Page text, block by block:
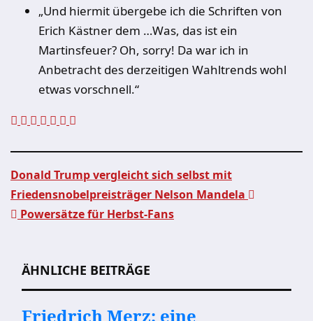
„Und hiermit übergebe ich die Schriften von
Erich Kästner dem …Was, das ist ein
Martinsfeuer? Oh, sorry! Da war ich in
Anbetracht des derzeitigen Wahltrends wohl
etwas vorschnell.“
Beitragsnavigation
Donald Trump vergleicht sich selbst mit
Friedensnobelpreisträger Nelson Mandela
Powersätze für Herbst-Fans
ÄHNLICHE BEITRÄGE
Friedrich Merz: eine